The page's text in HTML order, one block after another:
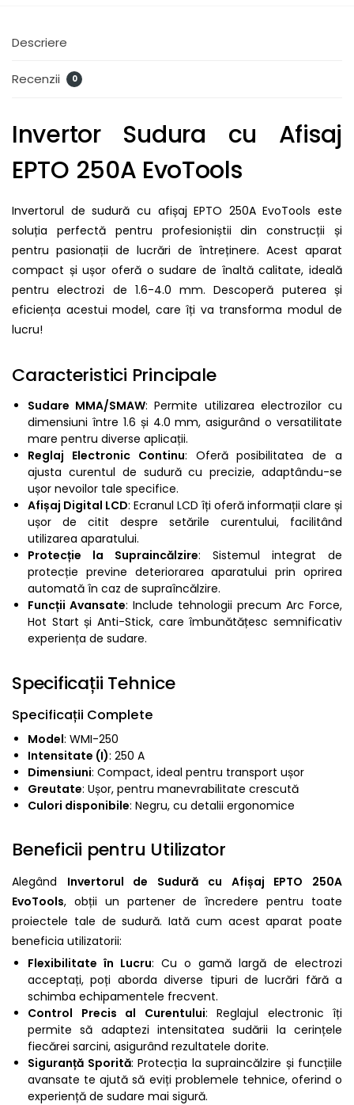
Descriere
Recenzii 0
Invertor Sudura cu Afisaj
EPTO 250A EvoTools
Invertorul de sudură cu afișaj EPTO 250A EvoTools este
soluția perfectă pentru profesioniștii din construcții și
pentru pasionații de lucrări de întreținere. Acest aparat
compact și ușor oferă o sudare de înaltă calitate, ideală
pentru electrozi de 1.6-4.0 mm. Descoperă puterea și
eficiența acestui model, care îți va transforma modul de
lucru!
Caracteristici Principale
Sudare MMA/SMAW: Permite utilizarea electrozilor cu
dimensiuni între 1.6 și 4.0 mm, asigurând o versatilitate
mare pentru diverse aplicații.
Reglaj Electronic Continu: Oferă posibilitatea de a
ajusta curentul de sudură cu precizie, adaptându-se
ușor nevoilor tale specifice.
Afișaj Digital LCD: Ecranul LCD îți oferă informații clare și
ușor de citit despre setările curentului, facilitând
utilizarea aparatului.
Protecție la Supraincălzire: Sistemul integrat de
protecție previne deteriorarea aparatului prin oprirea
automată în caz de supraîncălzire.
Funcții Avansate: Include tehnologii precum Arc Force,
Hot Start și Anti-Stick, care îmbunătățesc semnificativ
experiența de sudare.
Specificații Tehnice
Specificații Complete
Model: WMI-250
Intensitate (I): 250 A
Dimensiuni: Compact, ideal pentru transport ușor
Greutate: Ușor, pentru manevrabilitate crescută
Culori disponibile: Negru, cu detalii ergonomice
Beneficii pentru Utilizator
Alegând Invertorul de Sudură cu Afișaj EPTO 250A
EvoTools, obții un partener de încredere pentru toate
proiectele tale de sudură. Iată cum acest aparat poate
beneficia utilizatorii:
Flexibilitate în Lucru: Cu o gamă largă de electrozi
acceptați, poți aborda diverse tipuri de lucrări fără a
schimba echipamentele frecvent.
Control Precis al Curentului: Reglajul electronic îți
permite să adaptezi intensitatea sudării la cerințele
fiecărei sarcini, asigurând rezultatele dorite.
Siguranță Sporită: Protecția la supraincălzire și funcțiile
avansate te ajută să eviți problemele tehnice, oferind o
experiență de sudare mai sigură.